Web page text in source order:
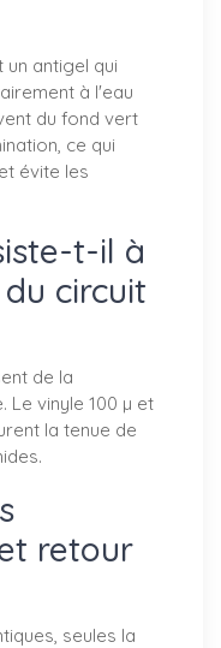
antigel qui
à l'eau
du fond vert
ce qui
évite les
t-il à
circuit
de la
Le vinyle 100 µ et
la tenue de
retour
seules la